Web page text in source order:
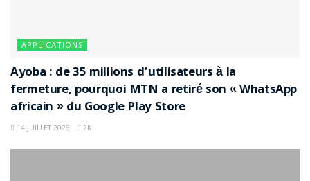
APPLICATIONS
Ayoba : de 35 millions d’utilisateurs à la
fermeture, pourquoi MTN a retiré son « WhatsApp
africain » du Google Play Store
14 JUILLET 2026 2K